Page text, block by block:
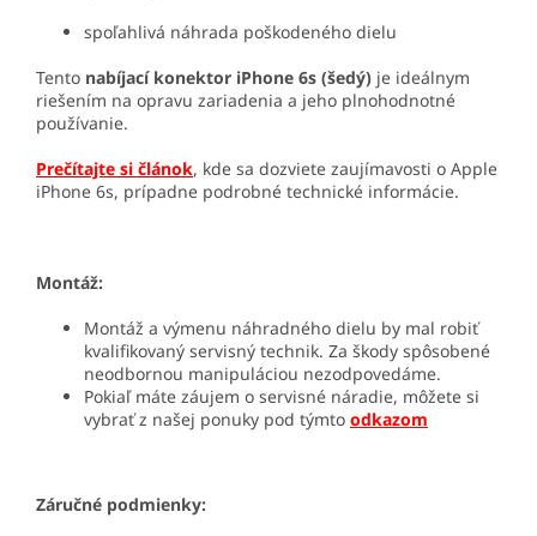
spoľahlivá náhrada poškodeného dielu
Tento nabíjací konektor iPhone 6s (šedý) je ideálnym
riešením na opravu zariadenia a jeho plnohodnotné
používanie.
Prečítajte si článok, kde sa dozviete zaujímavosti o Apple
iPhone 6s, prípadne podrobné technické informácie.
Montáž:
Montáž a výmenu náhradného dielu by mal robiť
kvalifikovaný servisný technik. Za škody spôsobené
neodbornou manipuláciou nezodpovedáme.
Pokiaľ máte záujem o servisné náradie, môžete si
vybrať z našej ponuky pod týmto odkazom
Záručné podmienky: